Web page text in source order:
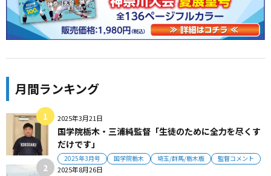
月間ランキング
2025年3月21日
国学院栃木・三浦純監督「生徒のために全力を尽くす
だけです」
2025年3月号 国学院栃木 埼玉/群馬/栃木版 監督コメント
2025年8月26日